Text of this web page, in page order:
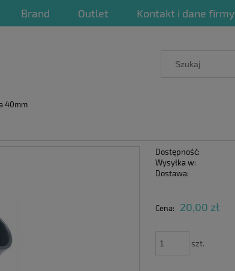
Brand Outlet Kontakt i dane firmy
40mm
Dostępność:
Wysyłka w:
Dostawa:
płatności
Cena: 20,00 zł
szt.